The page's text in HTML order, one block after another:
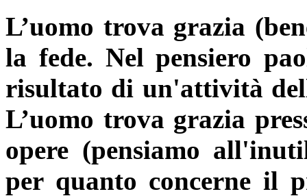
L’uomo trova grazia
la fede. Nel pensiero
risultato di un'attività
L’uomo trova grazia
opere (pensiamo
per quanto concerne il